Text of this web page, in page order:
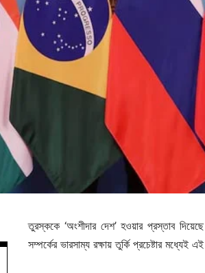
তুরস্ককে ‘অংশীদার দেশ’ হওয়ার প্রস্তাব
সম্পর্কের ভারসাম্য রক্ষায় তুর্কি প্রচেষ্টার মধ্যেই